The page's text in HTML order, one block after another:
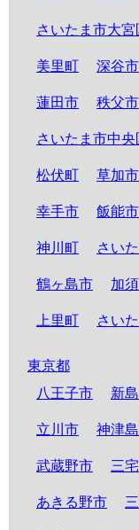
さいたま市大宮
美里町 深谷市
蓮田市 秩父市
さいたま市中央
松伏町 草加市
幸手市 飯能市
神川町 さい
鶴ヶ島市 加
上里町 さい
東京都
八王子市
新
立川市 神津
武蔵野市 三
あきる野市